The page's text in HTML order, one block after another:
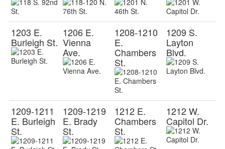
1203 E.
Burleigh St.
1206 E.
Vienna
Ave.
1208-1210
E.
Chambers
St.
1209 S.
Layton
Blvd.
1209-1211
E. Burleigh
St.
1209-1219
E. Brady
St.
1212 E.
Chambers
St.
1212 W.
Capitol Dr.